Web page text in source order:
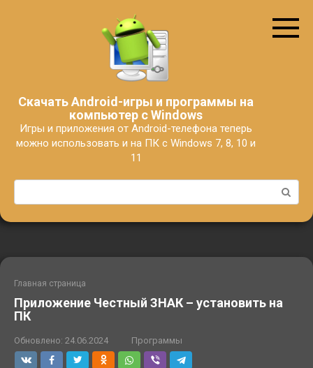
Скачать Android-игры и программы на
компьютер с Windows
Игры и приложения от Android-телефона теперь
можно использовать и на ПК с Windows 7, 8, 10 и
11
Поиск:
Главная страница
Приложение Честный ЗНАК – установить на
ПК
Обновлено: 24.06.2024 Программы